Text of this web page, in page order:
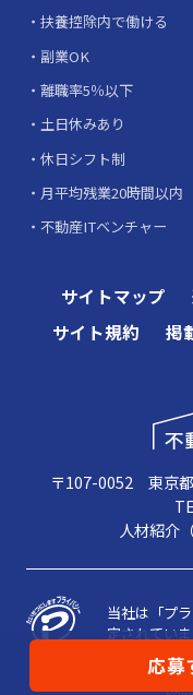
応募
扶養控除内で働ける
副業OK
離職率5％以下
土日休みあり
休日シフト制
月平均残業20時間以内
不動産ITベンチャー
サイトマップ
サイト規約
掲
〒107-0052 東京
人材紹介
当社は「プ
定されてい